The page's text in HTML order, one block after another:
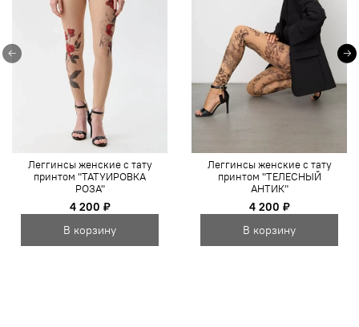
Леггинсы женские с тату
принтом "ТАТУИРОВКА
РОЗА"
4 200 ₽
В корзину
Леггинсы женские с тату
принтом "ТЕЛЕСНЫЙ
АНТИК"
4 200 ₽
В корзину